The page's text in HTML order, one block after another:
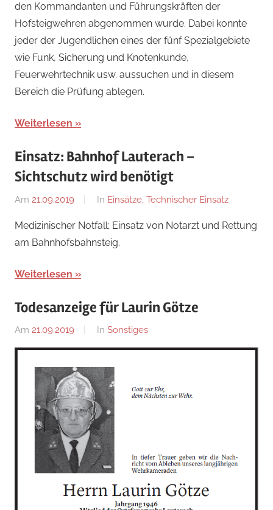
den Kommandanten und Führungskräften der
Hofsteigwehren abgenommen wurde. Dabei konnte
jeder der Jugendlichen eines der fünf Spezialgebiete
wie Funk, Sicherung und Knotenkunde,
Feuerwehrtechnik usw. aussuchen und in diesem
Bereich die Prüfung ablegen.
Weiterlesen
Einsatz: Bahnhof Lauterach –
Sichtschutz wird benötigt
Am 21.09.2019
Von
In Einsätze Technischer Einsatz
Medizinischer Notfall; Einsatz von Notarzt und Rettung
am Bahnhofsbahnsteig.
Weiterlesen
Todesanzeige für Laurin Götze
Am 21.09.2019
Von
adrian
In Sonstiges